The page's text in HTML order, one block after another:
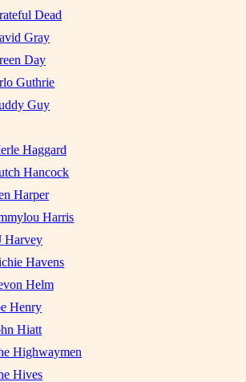
Dead
Gray
Day
Guthrie
Guy
Haggard
Hancock
Harper
Harris
Harvey
Havens
Helm
Henry
Hiatt
Highwaymen
Hives